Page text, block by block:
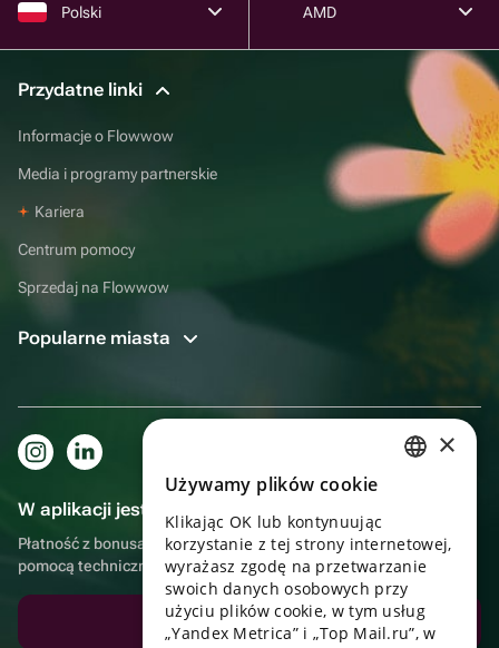
Polski AMD
Przydatne linki
Informacje o Flowwow
Media i programy partnerskie
Kariera
Centrum pomocy
Sprzedaj na Flowwow
Popularne miasta
W aplikacji jest to jeszcze wygodniejsze!
Płatność z bonusami, samodzielna dostawa, wygodny czat z
pomocą techniczną
Pobierz aplikację
UKRAINIAN
PORTUGUESE
SPANISH
×
Używamy plików cookie
Klikając OK lub kontynuując
korzystanie z tej strony internetowej,
wyrażasz zgodę na przetwarzanie
swoich danych osobowych przy
użyciu plików cookie, w tym usług
„Yandex Metrica” i „Top Mail.ru”, w